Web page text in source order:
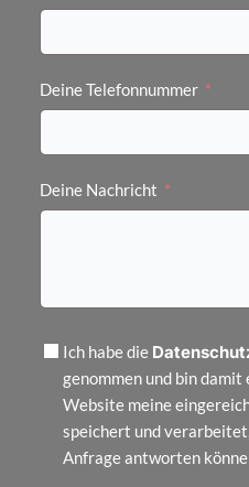
Deine Telefonnummer
Deine Nachricht
Ich habe die
genommen und bin
Website meine
speichert und
Anfrage antworten